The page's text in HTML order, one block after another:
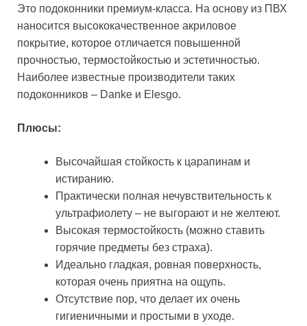
Это подоконники премиум-класса. На основу из ПВХ
наносится высококачественное акриловое
покрытие, которое отличается повышенной
прочностью, термостойкостью и эстетичностью.
Наиболее известные производители таких
подоконников – Danke и Elesgo.
Плюсы:
Высочайшая стойкость к царапинам и
истиранию.
Практически полная нечувствительность к
ультрафиолету – не выгорают и не желтеют.
Высокая термостойкость (можно ставить
горячие предметы без страха).
Идеально гладкая, ровная поверхность,
которая очень приятна на ощупь.
Отсутствие пор, что делает их очень
гигиеничными и простыми в уходе.